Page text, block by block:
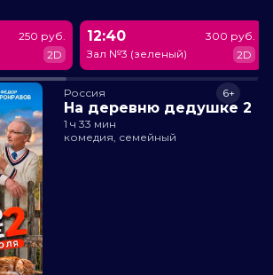
250 руб.
2D
12:40
Зал №3 (зеленый)
300 руб.
2D
Россия
На деревню дедушке 2
6+
1 ч 33 мин
комедия, семейный